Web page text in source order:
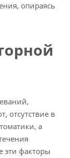
опираясь
отсутствие в
а
эти факторы